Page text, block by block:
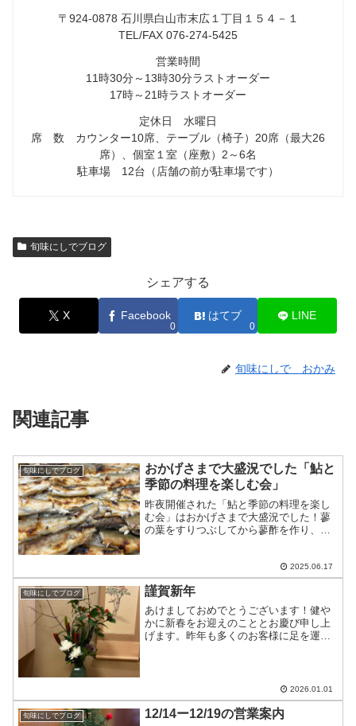
〒924-0878 石川県白山市末広１丁目１５４－１
TEL/FAX 076-274-5425
営業時間
11時30分～13時30分ラストオーダー
17時～21時ラストオーダー
定休日 水曜日
席 数 カウンター10席、テーブル（椅子）20席（最大26
席）、個室１室（座敷）2～6名
駐車場 12台（店舗の前が駐車場です）
旬味にしでブログ
シェアする
X Facebook
0
はてブ
0
LINE
旬味にしで おかみ
関連記事
旬味にしでブログ
おかげさまで大盛況でした「鮎と
季節の料理を楽しむ会」
昨夜開催された「鮎と季節の料理を楽し
む会」はおかげさまで大盛況でした！蓼
の葉をすりつぶしてから蓼酢を作り、鮎
んでしたが、参加されたお客様がどこか
にアップして下さると思い...
2025.06.17
旬味にしでブログ 謹賀新年
あけましておめでとうございます！健や
かに新春をお迎えのこととお慶び申し上
げます。昨年も多くのお客様に足を運ん
2026.01.01
旬味にしでブログ 12/14ー12/19の営業案内